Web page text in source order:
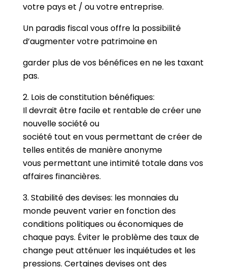
votre pays et / ou votre entreprise.
Un paradis fiscal vous offre la possibilité
d’augmenter votre patrimoine en
garder plus de vos bénéfices en ne les taxant
pas.
2. Lois de constitution bénéfiques:
Il devrait être facile et rentable de créer une
nouvelle société ou
société tout en vous permettant de créer de
telles entités de manière anonyme
vous permettant une intimité totale dans vos
affaires financières.
3. Stabilité des devises: les monnaies du
monde peuvent varier en fonction des
conditions politiques ou économiques de
chaque pays. Éviter le problème des taux de
change peut atténuer les inquiétudes et les
pressions. Certaines devises ont des